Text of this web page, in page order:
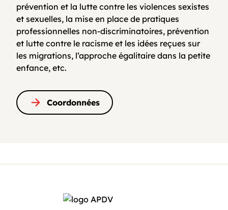
prévention et la lutte contre les violences sexistes
et sexuelles, la mise en place de pratiques
professionnelles non-discriminatoires, prévention
et lutte contre le racisme et les idées reçues sur
les migrations, l’approche égalitaire dans la petite
enfance, etc.
Coordonnées